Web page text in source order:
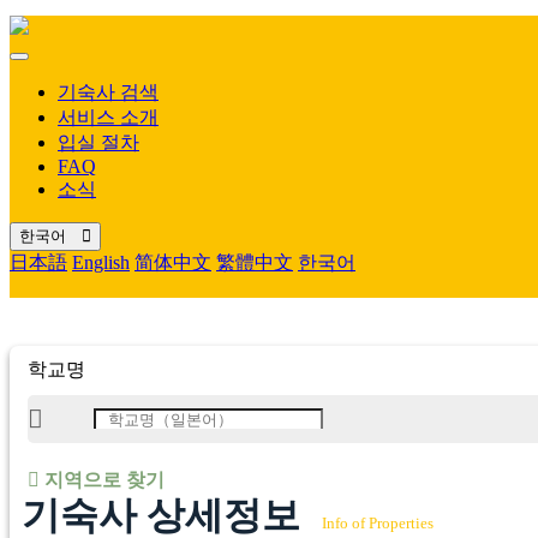
Mobile
기숙사 검색
서비스 소개
입실 절차
FAQ
소식
한국어
日本語 English 简体中文 繁體中文 한국어
학교명
지역으로 찾기
기숙사 상세정보 Info of Properties